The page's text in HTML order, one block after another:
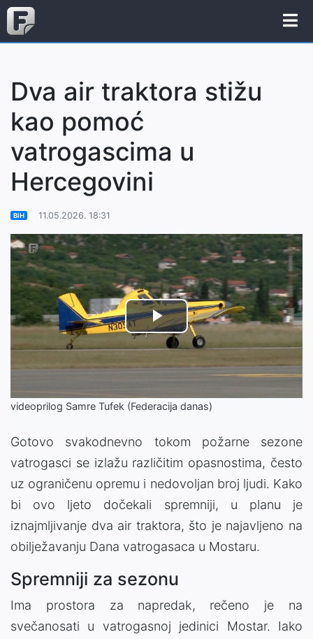
Dva air traktora stižu
kao pomoć
vatrogascima u
Hercegovini
BiH 11.05.2026. 18:31
Play
Video
videoprilog Samre Tufek (Federacija danas)
Gotovo svakodnevno tokom požarne sezone
vatrogasci se izlažu različitim opasnostima, često
uz ograničenu opremu i nedovoljan broj ljudi. Kako
bi ovo ljeto dočekali spremniji, u planu je
iznajmljivanje dva air traktora, što je najavljeno na
obilježavanju Dana vatrogasaca u Mostaru.
Spremniji za sezonu
Ima prostora za napredak, rečeno je na
svečanosati u vatrogasnoj jedinici Mostar. Iako